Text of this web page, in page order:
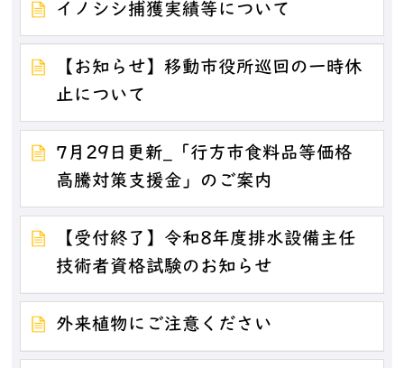
イノシシ捕獲実績等について
【お知らせ】移動市役所巡回の一時休
止について
7月29日更新_「行方市食料品等価格
高騰対策支援金」のご案内
【受付終了】令和8年度排水設備主任
技術者資格試験のお知らせ
外来植物にご注意ください